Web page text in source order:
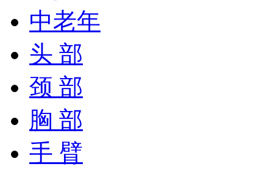
中老年
头 部
颈 部
胸 部
手 臂